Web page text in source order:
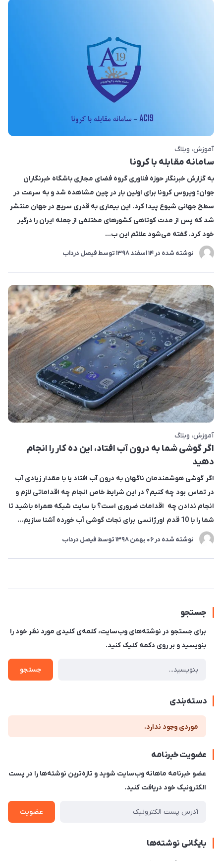
آموزش وبلاگ
سامانه مقابله با کرونا
به گزارش خبرنگار حوزه فناوری گروه فضای مجازی باشگاه خبرنگاران
جوان؛ ویروس کرونا برای اولین بار در چین مشاهده شد و به سرعت در
سطح جهانی شیوع پیدا کرد. این بیماری به قدری سریع در جهان منتشر
شد که پس از مدت کوتاهی کشورهای مختلفی از جمله ایران را درگیر
خود کرد. گفته می‌شود علائم این ب...
نوشته شده در14 اسفند 1398 توسطفیصل درداب
آموزش وبلاگ
اگر گوشی شما به درون آب افتاد، این ده کار را انجام
دهید
اگر گوشی هوشمندمان ناگهان به درون آب افتاد یا با مقدار زیادی آب
در تماس بود چه کنیم؟ در این شرایط خاص انجام چه اقداماتی لازم و
انجام ندادن چه اقدامات ضروری است؟ با سایت شبکه همراه باشید تا
شما را با 10 قدم اورژانسی برای نجات گوشی آب خورده آشنا سازیم...
نوشته شده در 06 بهمن 1398 توسطفیصل درداب
جستجو
برای جستجو در نوشته‌های وب‌سایت، کلمه‌ی کلیدی مورد نظر خود را
بنویسید و بر روی دکمه کلیک کنید.
جستجو
دسته‌بندی
موردی وجود ندارد.
عضویت خبرنامه
عضو خبرنامه ماهانه وب‌سایت شوید و تازه‌ترین نوشته‌ها را در پست
الکترونیک خود دریافت کنید.
عضویت
بایگانی نوشته‌ها